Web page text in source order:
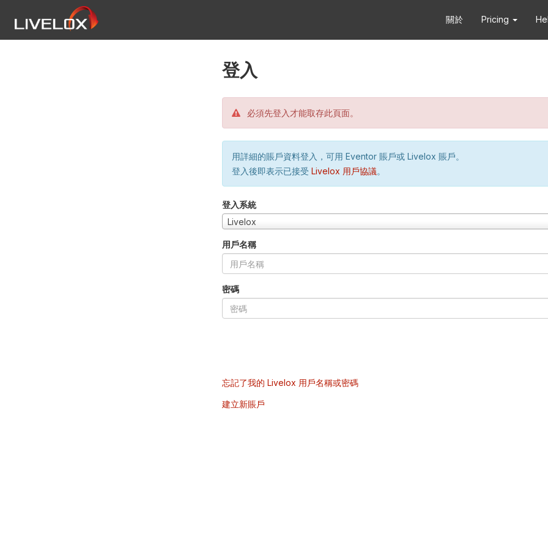
關於 Pricing
登入
必須先登入才能取存此頁面。
用詳細的賬戶資料登入，可用 Eventor 賬戶或 Livelox 賬戶。
登入後即表示已接受 Livelox 用戶協議。
登入系統
Livelox
用戶名稱
密碼
忘記了我的 Livelox 用戶名稱或密碼
建立新賬戶